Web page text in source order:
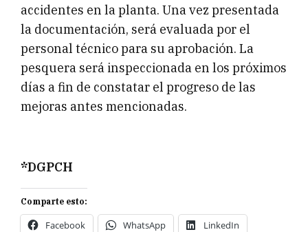
accidentes en la planta. Una vez presentada
la documentación, será evaluada por el
personal técnico para su aprobación. La
pesquera será inspeccionada en los próximos
días a fin de constatar el progreso de las
mejoras antes mencionadas.
*DGPCH
Comparte esto:
Facebook WhatsApp LinkedIn